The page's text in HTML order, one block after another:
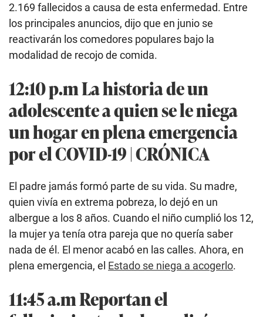
2.169 fallecidos a causa de esta enfermedad. Entre
los principales anuncios, dijo que en junio se
reactivarán los comedores populares bajo la
modalidad de recojo de comida.
12:10 p.m La historia de un
adolescente a quien se le niega
un hogar en plena emergencia
por el COVID-19 | CRÓNICA
El padre jamás formó parte de su vida. Su madre,
quien vivía en extrema pobreza, lo dejó en un
albergue a los 8 años. Cuando el niño cumplió los 12,
la mujer ya tenía otra pareja que no quería saber
nada de él. El menor acabó en las calles. Ahora, en
plena emergencia, el Estado se niega a acogerlo.
11:45 a.m Reportan el